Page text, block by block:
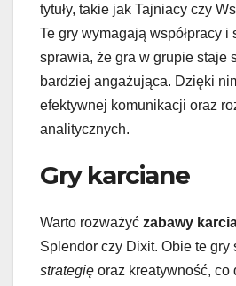
tytuły, takie jak Tajniacy czy
Te gry wymagają współpracy i
sprawia, że gra w grupie staje
bardziej angażująca. Dzięki
efektywnej komunikacji oraz
analitycznych.
Gry karciane
Warto rozważyć zabawy
Splendor czy Dixit. Obie te gry
strategię oraz kreatywność, co